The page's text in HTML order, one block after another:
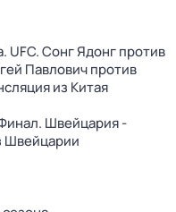
Сонг Ядонг против
Павлович против
из Китая
Швейцария -
Швейцарии